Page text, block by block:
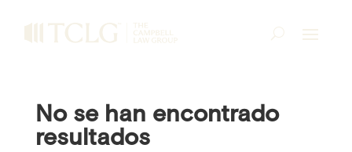
No se han encontrado
resultados